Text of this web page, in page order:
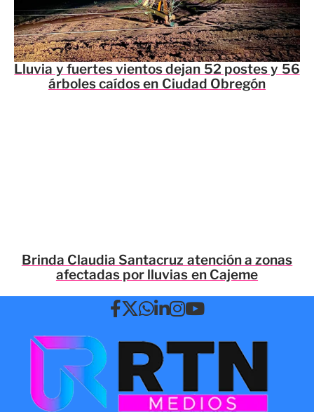
Lluvia y fuertes vientos dejan 52 postes y 56
árboles caídos en Ciudad Obregón
Brinda Claudia Santacruz atención a zonas
afectadas por lluvias en Cajeme